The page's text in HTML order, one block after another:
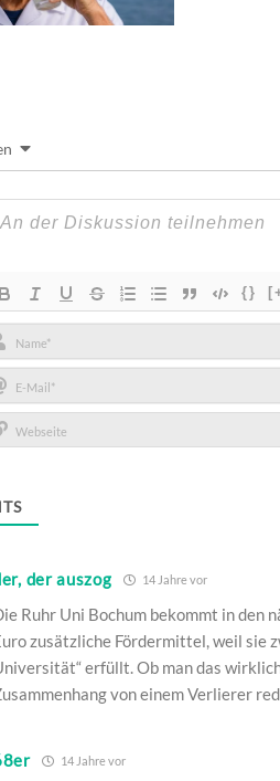
{}
der auszog 14 Jahre vor
Ruhr Uni Bochum bekommt in den
zusätzliche Fördermittel, weil sie
erfüllt. Ob man das
von einem Verlierer
14 Jahre vor